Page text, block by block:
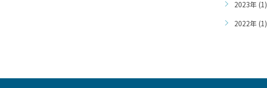
2023年 (1)
2022年 (1)